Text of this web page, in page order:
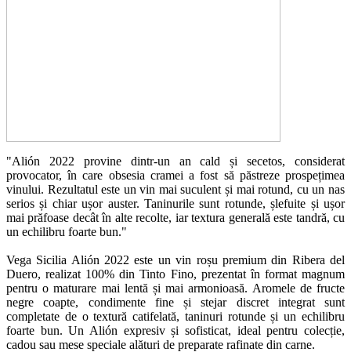
"Alión 2022 provine dintr-un an cald și secetos, considerat
provocator, în care obsesia cramei a fost să păstreze prospețimea
vinului. Rezultatul este un vin mai suculent și mai rotund, cu un nas
serios și chiar ușor auster. Taninurile sunt rotunde, șlefuite și ușor
mai prăfoase decât în alte recolte, iar textura generală este tandră, cu
un echilibru foarte bun."
Vega Sicilia Alión 2022 este un vin roșu premium din Ribera del
Duero, realizat 100% din Tinto Fino, prezentat în format magnum
pentru o maturare mai lentă și mai armonioasă. Aromele de fructe
negre coapte, condimente fine și stejar discret integrat sunt
completate de o textură catifelată, taninuri rotunde și un echilibru
foarte bun. Un Alión expresiv și sofisticat, ideal pentru colecție,
cadou sau mese speciale alături de preparate rafinate din carne.